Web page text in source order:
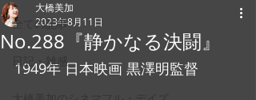
全ての記事
日記・雑感
No.288『静かなる決闘』
大橋美加
2023年8月11日
1949年 日本映画 黒澤明監督